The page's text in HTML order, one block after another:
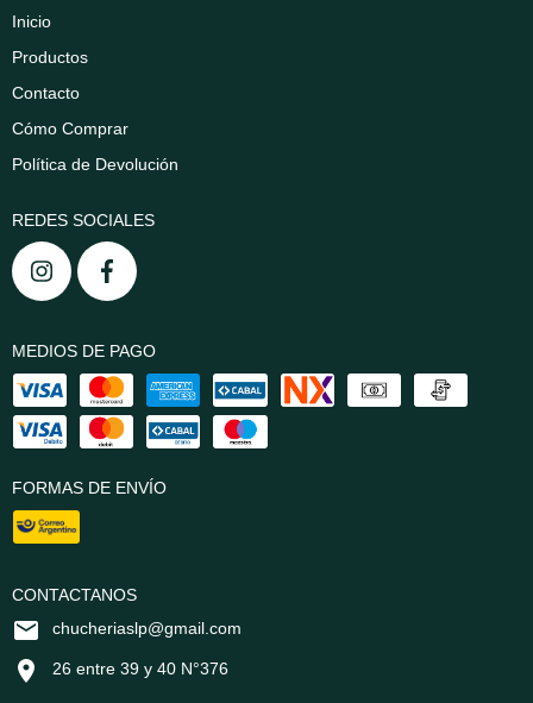
Inicio
Productos
Contacto
Cómo Comprar
Política de Devolución
REDES SOCIALES
MEDIOS DE PAGO
FORMAS DE ENVÍO
CONTACTANOS
chucheriaslp@gmail.com
26 entre 39 y 40 N°376